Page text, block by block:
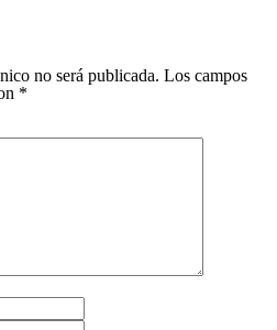
no será publicada. Los campos
*